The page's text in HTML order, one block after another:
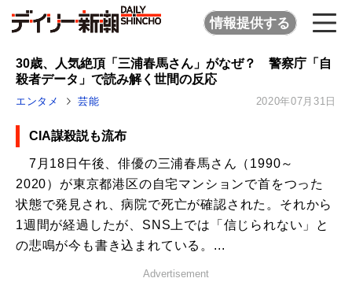
情報提供する
30歳、人気絶頂「三浦春馬さん」がなぜ？ 警察庁「自
殺者データ」で読み解く世間の反応
エンタメ 芸能 2020年07月31日
CIA謀殺説も流布
7月18日午後、俳優の三浦春馬さん（1990～
2020）が東京都港区の自宅マンションで首をつった
状態で発見され、病院で死亡が確認された。それから
1週間が経過したが、SNS上では「信じられない」と
の悲鳴が今も書き込まれている。...
Advertisement